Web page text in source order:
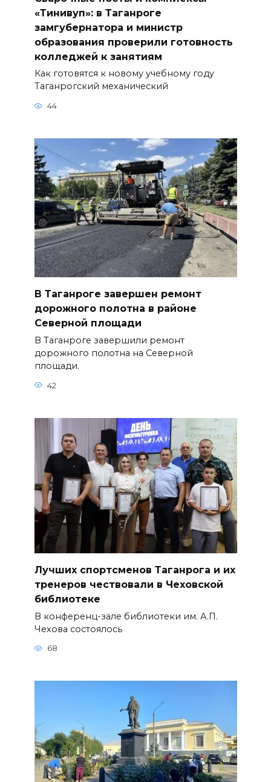
«Тинивуп»: в Таганроге
замгубернатора и министр
образования проверили готовность
колледжей к занятиям
Как готовятся к новому учебному году
Таганрогский механический
44
В Таганроге завершен ремонт
дорожного полотна в районе
Северной площади
В Таганроге завершили ремонт
дорожного полотна на Северной
площади.
42
Лучших спортсменов Таганрога и их
тренеров чествовали в Чеховской
библиотеке
В конференц-зале библиотеки им. А.П.
Чехова состоялось
68